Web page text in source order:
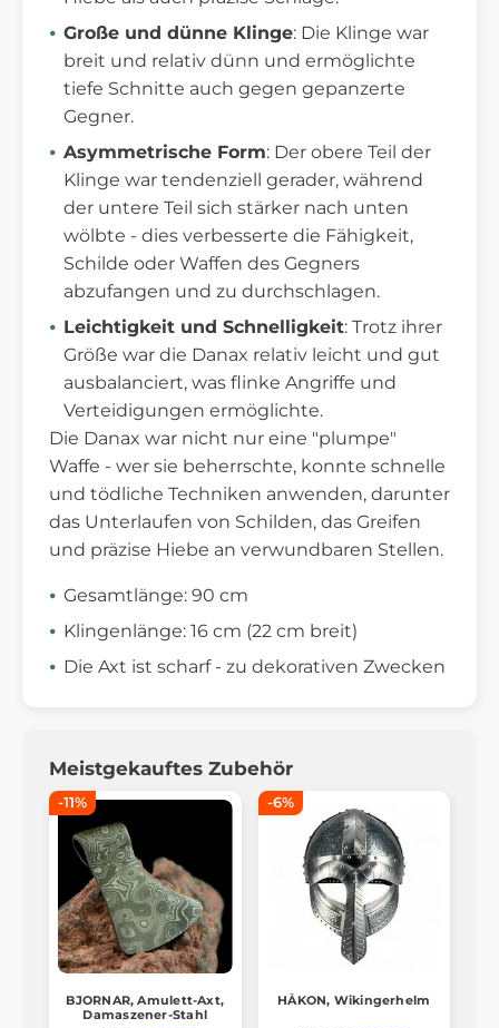
Große und dünne Klinge: Die Klinge war
breit und relativ dünn und ermöglichte
tiefe Schnitte auch gegen gepanzerte
Gegner.
Asymmetrische Form: Der obere Teil der
Klinge war tendenziell gerader, während
der untere Teil sich stärker nach unten
wölbte - dies verbesserte die Fähigkeit,
Schilde oder Waffen des Gegners
abzufangen und zu durchschlagen.
Leichtigkeit und Schnelligkeit: Trotz ihrer
Größe war die Danax relativ leicht und gut
ausbalanciert, was flinke Angriffe und
Verteidigungen ermöglichte.
Die Danax war nicht nur eine "plumpe"
Waffe - wer sie beherrschte, konnte schnelle
und tödliche Techniken anwenden, darunter
das Unterlaufen von Schilden, das Greifen
und präzise Hiebe an verwundbaren Stellen.
Gesamtlänge: 90 cm
Klingenlänge: 16 cm (22 cm breit)
Die Axt ist scharf - zu dekorativen Zwecken
Meistgekauftes Zubehör
-11%
BJORNAR, Amulett-Axt,
Damaszener-Stahl
-6%
HÅKON, Wikingerhelm